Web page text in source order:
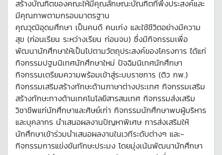
สร้างบัณฑิตของคณะให้มีคุณลักษณะบัณฑิตที่พึงประสงค์และ
มีคุณภาพตามกรอบมาตรฐาน
คุณวุฒิอุดมศึกษา เป็นคนดี คนเก่ง และใช้ชีวิตอย่างมีความ
สุข (ก่อนเรียน ระหว่างเรียน ก่อนจบ) ซึ่งมีกิจกรรมเพื่อ
พัฒนานักศึกษาให้เป็นไปตามวัตถุประสงค์ของโครงการ ได้แก่
กิจกรรมปฐมนิเทศนักศึกษาใหม่ ปัจฉิมนิเทศนักศึกษา
กิจกรรมเตรียมความพร้อมเข้าสู่ระบบราชการ (ติว กพ.)
กิจกรรมเสริมสร้างทักษะด้านภาษาต่างประเทศ กิจกรรมเสริม
สร้างทักษะทางด้านเทคโนโลยีสารสนเทศ กิจกรรมส่งเสริม
วิชาชีพแก่นักศึกษาและศิษย์เก่า กิจกรรมนักศึกษาพบผู้บริหาร
และบุคลากร นำเสนอผลงานปัญหาพิเศษ การส่งเสริมให้
นักศึกษาเข้าร่วมนำเสนอผลงานในเวทีระดับต่างๆ และ-
กิจกรรมการแข่งขันทักษะประมง โดยมุ่งเน้นพัฒนานักศึกษา